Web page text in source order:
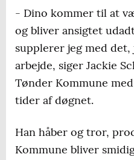
- Dino kommer til at
og bliver ansigtet
supplerer jeg med
arbejde, siger Jackie
Tønder Kommune
tider af døgnet.
Han håber og tror,
Kommune bliver